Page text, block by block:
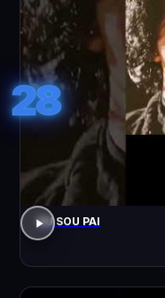
28
EU SOU PAI